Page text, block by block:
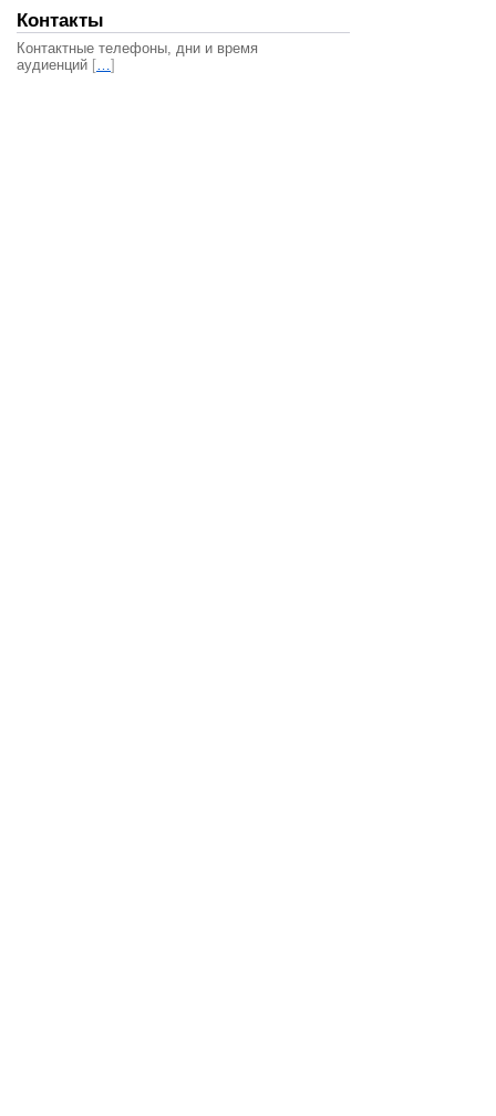
Контакты
Контактные телефоны, дни и время
аудиенций […]